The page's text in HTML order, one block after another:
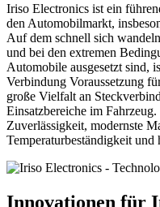
Iriso Electronics ist ein
den Automobilmarkt,
Auf dem schnell sich
und bei den extremen
Automobile ausgesetzt sind,
Verbindung Voraussetzung
große Vielfalt an
Einsatzbereiche im
Zuverlässigkeit, modernste
Temperaturbeständigkeit
Innovationen für